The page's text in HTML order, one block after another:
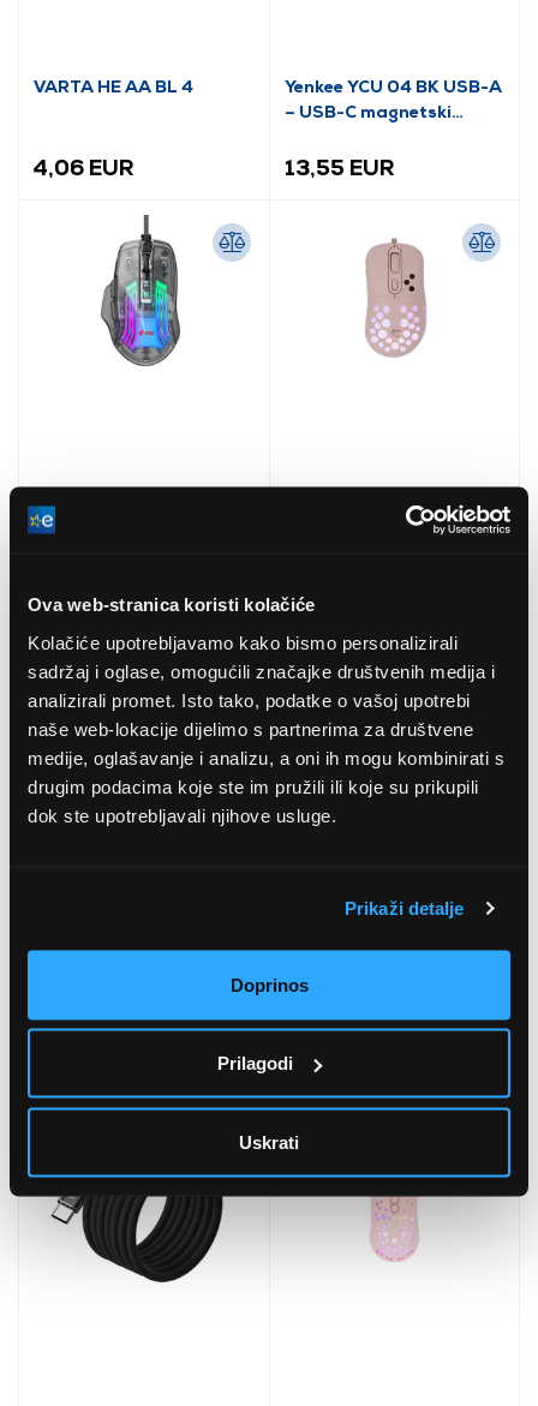
Ova web-stranica koristi kolačiće
Kolačiće upotrebljavamo kako bismo personalizirali
sadržaj i oglase, omogućili značajke društvenih medija i
analizirali promet. Isto tako, podatke o vašoj upotrebi
naše web-lokacije dijelimo s partnerima za društvene
medije, oglašavanje i analizu, a oni ih mogu kombinirati s
drugim podacima koje ste im pružili ili koje su prikupili
dok ste upotrebljavali njihove usluge.
Prikaži detalje
Doprinos
Prilagodi
Uskrati
VARTA HE AA BL 4
4,06 EUR
Yenkee YCU 04 BK USB-A
– USB-C magnetski
13,55 EUR
Dyras GS-MOU1011BK
White Shark AZRAEL-P
Roline 11.04.5522 DVI -
HDMI pretvarački kabel,
Spirit of Gamer Neon
Bluetooth kontroler
43,99 EUR